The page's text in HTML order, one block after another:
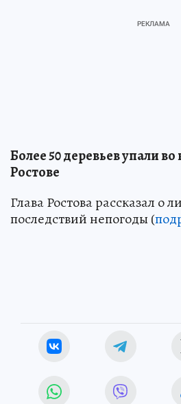
Более 50 деревьев упали
Ростове
Глава Ростова рассказал о
последствий непогоды (